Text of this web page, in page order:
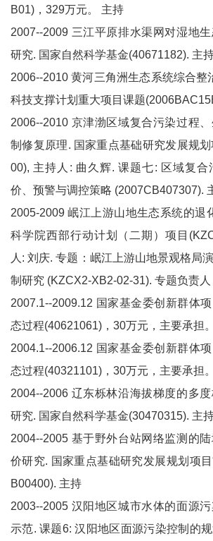
B01)，329万元。 主持
2007--2009 三江平原排水渠网对湿地
研究. 国家自然科学基金(40671182). 主
2006--2010 黄河三角洲生态系统综合整
科技支撑计划重大项目课题
2006--2010 京津渤区域复合污染过程
制修复原理. 国家重点基础研究发展规
00), 主持人: 曲久辉. 课题七: 区域复
价、预警与调控策略 (2007CB407307).
2005-2009 岷江上游山地生态系统的退
科学院西部行动计划（二期）项目
人: 刘庆. 专题：岷江上游山地景观格局
制研究 (KZCX2-XB2-02-31). 专题负责人
2007.1--2009.12 国家基金委创新群体
态过程(40621061)，30万元，主要承担。
2004.1--2006.12 国家基金委创新群体
态过程(40321101)，30万元，主要承担。
2004--2006 辽东栎林沿海拔梯度的多
研究. 国家自然科学基金(30470315). 主
2004--2005 基于野外台站网络监测的
价研究. 国家重点基础研究发展规划项
B00400). 主持
2003--2005 汉阳地区城市水体的面源
示范. 课题6: 汉阳地区面源污染控制的